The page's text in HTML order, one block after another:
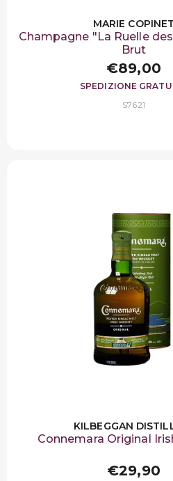
MARIE COPINET
Champagne "La Ruelle
Brut
€89,00
SPEDIZIONE
S7621
KILBEGGAN
Connemara Original
€29,90